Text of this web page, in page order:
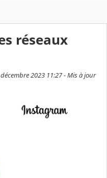
réseaux
2023 11:27 - Mis à jour